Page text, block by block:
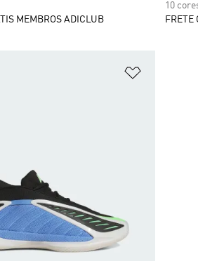
MEMBROS ADICLUB
10
FRETE